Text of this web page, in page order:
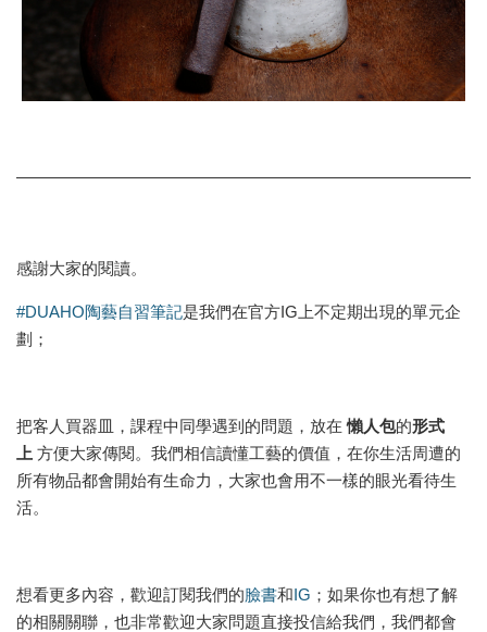
感謝大家的閱讀。
#DUAHO陶藝自習筆記是我們在官方IG上不定期出現的單元企
劃；
把客人買器皿，課程中同學遇到的問題，放在 懶人包的形式
上 方便大家傳閱。我們相信讀懂工藝的價值，在你生活周遭的
所有物品都會開始有生命力，大家也會用不一樣的眼光看待生
活。
想看更多內容，歡迎訂閱我們的臉書和IG ；如果你也有想了解
的相關關聯，也非常歡迎大家問題直接投信給我們，我們都會